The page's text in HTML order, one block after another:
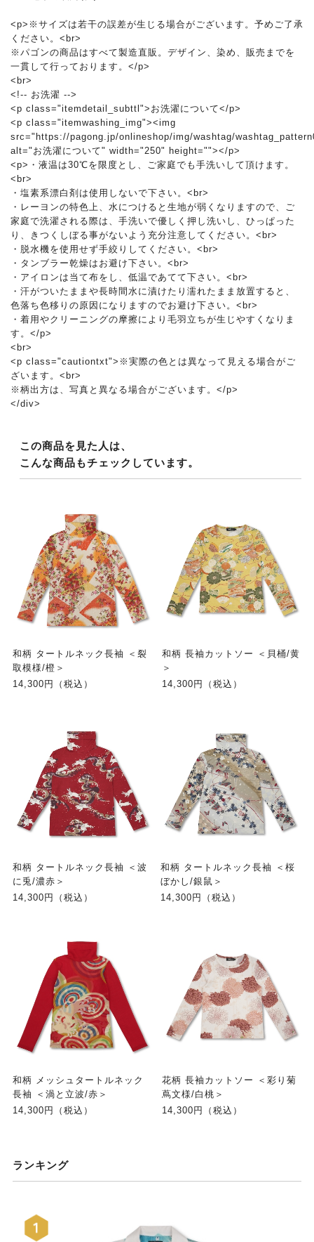
<p>※サイズは若干の誤差が生じる場合がございます。予めご了承
ください。<br>
※パゴンの商品はすべて製造直販。デザイン、染め、販売までを
一貫して行っております。</p>
<br>
<!-- お洗濯 -->
<p class="itemdetail_subttl">お洗濯について</p>
<p class="itemwashing_img"><img
src="https://pagong.jp/onlineshop/img/washtag/
alt="お洗濯について" width="250" height=""></p>
<p>・液温は30℃を限度とし、ご家庭でも手洗いして頂けます。
<br>
・塩素系漂白剤は使用しないで下さい。<br>
・レーヨンの特色上、水につけると生地が弱くなりますので、ご
家庭で洗濯される際は、手洗いで優しく押し洗いし、ひっぱった
り、きつくしぼる事がないよう充分注意してください。<br>
・脱水機を使用せず手絞りしてください。<br>
・タンブラー乾燥はお避け下さい。<br>
・アイロンは当て布をし、低温であてて下さい。<br>
・汗がついたままや長時間水に漬けたり濡れたまま放置すると、
色落ち色移りの原因になりますのでお避け下さい。<br>
・着用やクリーニングの摩擦により毛羽立ちが生じやすくなりま
す。</p>
<br>
<p class="cautiontxt">※実際の色とは異なって見える場合がご
ざいます。<br>
※柄出方は、写真と異なる場合がございます。</p>
</div>
この商品を見た人は、
こんな商品もチェックしています。
和柄 タートルネック長袖 ＜裂
取模様/橙＞
14,300円（税込）
和柄 長袖カットソー ＜貝桶/黄
＞
14,300円（税込）
和柄 タートルネック長袖 ＜波
に兎/濃赤＞
14,300円（税込）
和柄 タートルネック長袖 ＜桜
ぼかし/銀鼠＞
14,300円（税込）
和柄 メッシュタートルネック
長袖 ＜渦と立波/赤＞
14,300円（税込）
花柄 長袖カットソー ＜彩り菊
蔦文様/白桃＞
14,300円（税込）
ランキング